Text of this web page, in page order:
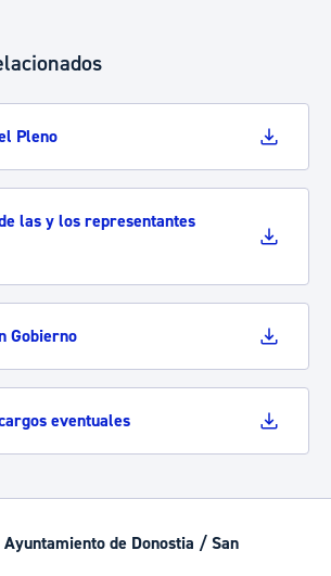
Pleno
las y los representantes
Gobierno
eventuales
de Donostia / San